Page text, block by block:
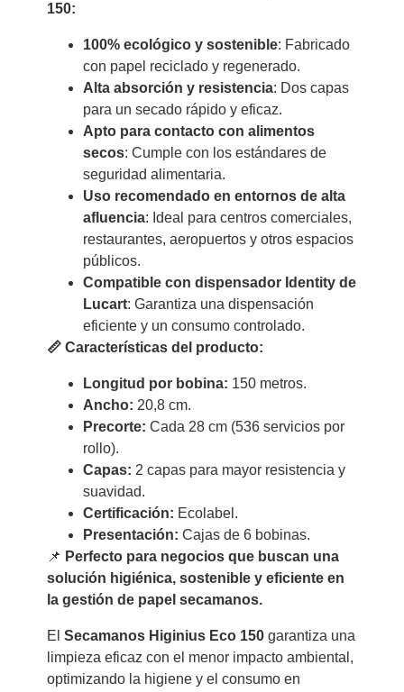
150:
100% ecológico y sostenible: Fabricado
con papel reciclado y regenerado.
Alta absorción y resistencia: Dos capas
para un secado rápido y eficaz.
Apto para contacto con alimentos
secos: Cumple con los estándares de
seguridad alimentaria.
Uso recomendado en entornos de alta
afluencia: Ideal para centros comerciales,
restaurantes, aeropuertos y otros espacios
públicos.
Compatible con dispensador Identity de
Lucart: Garantiza una dispensación
eficiente y un consumo controlado.
📏 Características del producto:
Longitud por bobina: 150 metros.
Ancho: 20,8 cm.
Precorte: Cada 28 cm (536 servicios por
rollo).
Capas: 2 capas para mayor resistencia y
suavidad.
Certificación: Ecolabel.
Presentación: Cajas de 6 bobinas.
📌 Perfecto para negocios que buscan una
solución higiénica, sostenible y eficiente en
la gestión de papel secamanos.
El Secamanos Higinius Eco 150garantiza una
limpieza eficaz con el menor impacto ambiental,
optimizando la higiene y el consumo en